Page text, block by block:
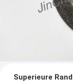
Superieure